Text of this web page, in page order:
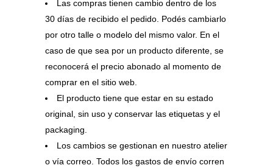
Las compras tienen cambio dentro de los
30 días de recibido el pedido. Podés cambiarlo
por otro talle o modelo del mismo valor. En el
caso de que sea por un producto diferente, se
reconocerá el precio abonado al momento de
comprar en el sitio web.
El producto tiene que estar en su estado
original, sin uso y conservar las etiquetas y el
packaging.
Los cambios se gestionan en nuestro atelier
o vía correo. Todos los gastos de envío corren